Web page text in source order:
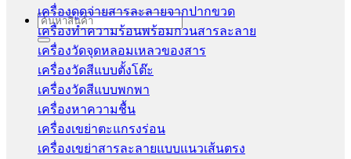
Search
for:
เครื่องดูดจ่ายสารละลายจากปากขวด
เครื่องทำความร้อนพร้อมกวนสารละลาย
เครื่องวัดจุดหลอมเหลวของสาร
เครื่องวัดสีแบบตั้งโต๊ะ
เครื่องวัดสีแบบพกพา
เครื่องหาความชื้น
เครื่องเขย่าตะแกรงร่อน
เครื่องเขย่าสารละลายแบบแนวเส้นตรง